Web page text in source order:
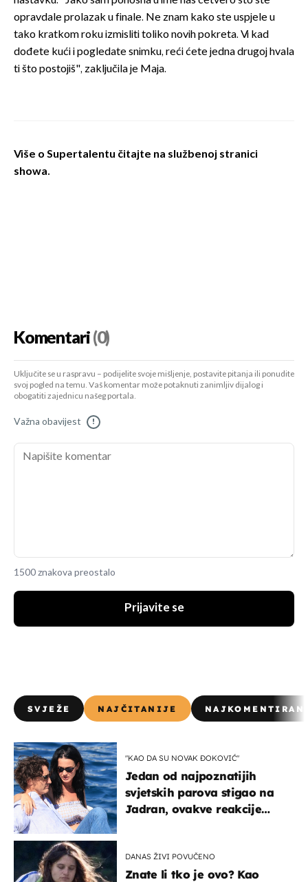
opravdale prolazak u finale. Ne znam kako ste uspjele u
tako kratkom roku izmisliti toliko novih pokreta. Vi kad
dođete kući i pogledate snimku, reći ćete jedna drugoj hvala
ti što postojiš", zaključila je Maja.
Više o Supertalentu čitajte na službenoj stranici
showa.
Komentari(0)
Uključite se u raspravu – podijelite svoje mišljenje, postavite pitanja ili ponudite
svoj pogled na temu. Vaš komentar može potaknuti zanimljiv dijalog i
obogatiti zajednicu našeg portala.
Važna obavijest !
1500 znakova preostalo
Prijavite se
SVJEŽE NAJČITANIJE
"KAO DA SU NOVAK ĐOKOVIĆ"
Jedan od najpoznatijih
svjetskih parova stigao na
Jadran, ovakve reakcije
DANAS ŽIVI POVUČENO
Znate li tko je ovo? Kao